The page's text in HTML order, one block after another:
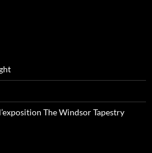
The Windsor Tapestry